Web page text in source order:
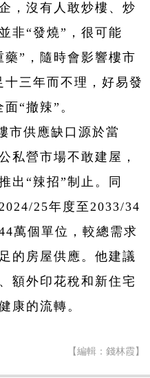
，沒有人敢炒樓、炒
非“發燒”，很可能
藥”，隨時會影響樓市
三年而不理，好易發
“撤辣”。
市供應缺口源於當
私營市場不敢建屋，
出“辣招”制止。同
25年度至2033/34
萬個單位，較總需求
的房屋供應。他建議
額外印花稅和新住宅
健康的流轉。
【編輯：錢林霞】